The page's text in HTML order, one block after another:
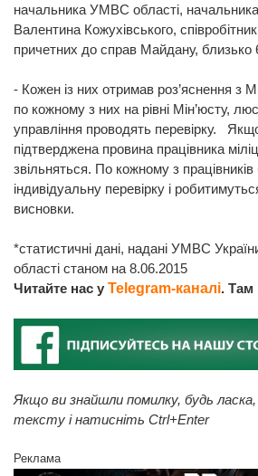
начальника УМВС області, начальника
Валентина Кожухівського,
причетних до справ Майдану, близько
- Кожен із них отримав роз’яснення з
по кожному з них на рівні Мін’юсту,
управління проводять перевірку.
підтверджена провина працівника
звільняться. По кожному з
індивідуальну перевірку і
висновки.
*статистичні дані, надані УМВС
області станом на 8.06.2015
Читайте нас у Telegram-каналі. Там
Якщо ви знайшли помилку, будь
тексту і натисніть Ctrl+Enter
Реклама